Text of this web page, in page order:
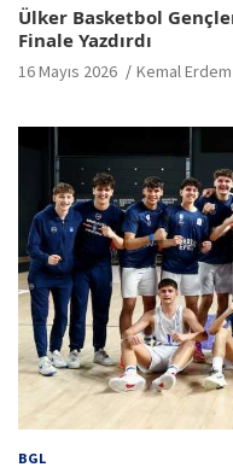
Ülker Basketbol
Finale Yazdırdı
16 Mayıs 2026 Kemal Erdem
BGL